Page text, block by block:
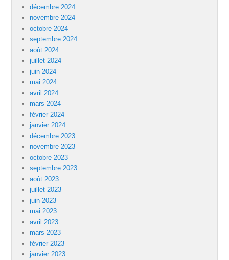
décembre 2024
novembre 2024
octobre 2024
septembre 2024
août 2024
juillet 2024
juin 2024
mai 2024
avril 2024
mars 2024
février 2024
janvier 2024
décembre 2023
novembre 2023
octobre 2023
septembre 2023
août 2023
juillet 2023
juin 2023
mai 2023
avril 2023
mars 2023
février 2023
janvier 2023